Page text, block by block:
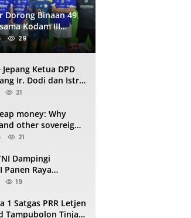
Dorong Binaan 49
Kodam III
Nobar Final
Akan Ada Investor
29
Ketua DPD
Ir. Dodi dan Istri
PSI “Jangan
21
money: Why
other sovereigns
panda bonds
21
Dampingi
Panen Raya
Perkuat
19
1 Satgas PRR Letjen
Tampubolon Tinjau